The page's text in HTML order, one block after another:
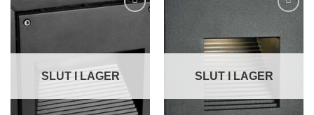
SLUT I LAGER SLUT I LAGER